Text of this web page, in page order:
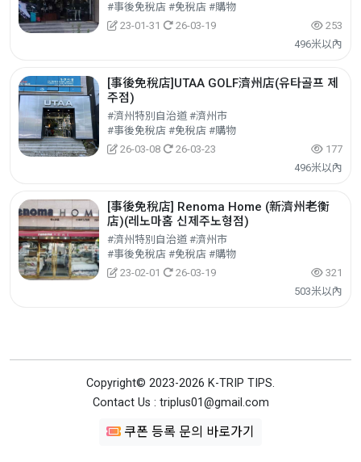
#事後免稅店 #免稅店 #購物
23-01-31
26-03-19
253
496米以內
[事後免稅店]UTAA GOLF濟州店(유타골프 제
주점)
#濟州特別自治道 #濟州市
#事後免稅店 #免稅店 #購物
26-03-08
26-03-23
177
496米以內
[事後免稅店] Renoma Home (新濟州老衡
店)(레노마홈 신제주노형점)
#濟州特別自治道 #濟州市
#事後免稅店 #免稅店 #購物
23-02-01
26-03-19
321
503米以內
Copyright© 2023-2026 K-TRIP TIPS.
Contact Us : triplus01@gmail.com
쿠폰 등록 문의 바로가기